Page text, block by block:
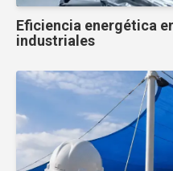
Eficiencia energética
industriales